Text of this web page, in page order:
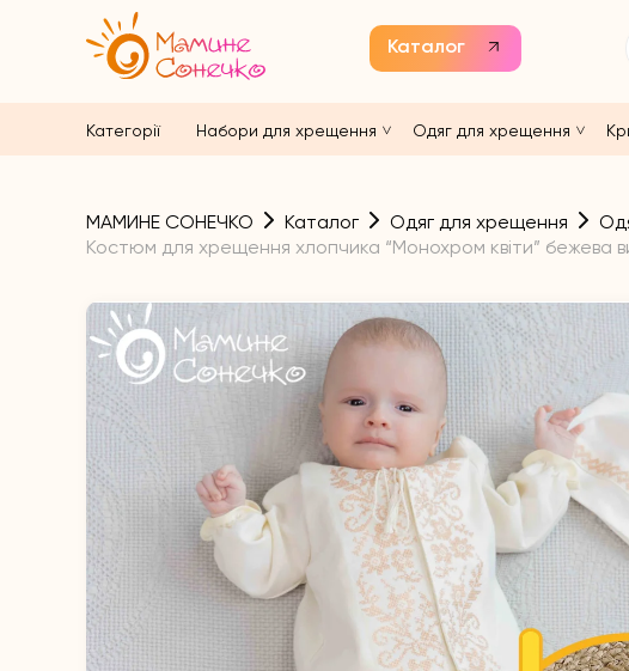
Каталог
Категорії Набори для хрещення Одяг для хрещення
МАМИНЕ СОНЕЧКО Каталог Одяг для хрещення
Костюм для хрещення хлопчика “Монохром квіти” бежева